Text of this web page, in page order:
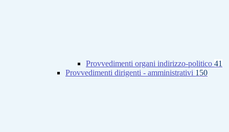
Provvedimenti organi indirizzo-politico 41
Provvedimenti dirigenti - amministrativi 150